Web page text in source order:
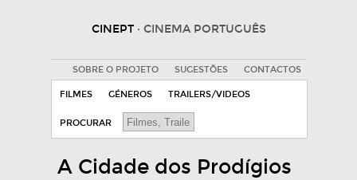
CINEPT · CINEMA PORTUGUÊS
SOBRE O PROJETO SUGESTÕES CONTACTOS
FILMES GÉNEROS TRAILERS/VIDEOS
PROCURAR
A Cidade dos Prodígios